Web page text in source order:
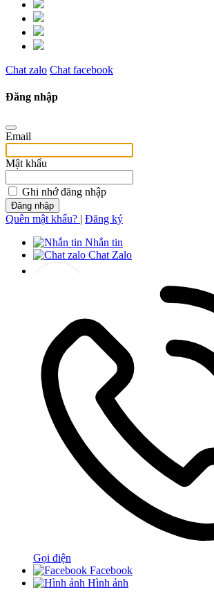
Chat zalo Chat facebook
Đăng nhập
Email
Mật khẩu
Ghi nhớ đăng nhập
Đăng nhập
Quên mật khẩu? | Đăng ký
Nhắn tin
Chat Zalo
Gọi điện
Facebook
Hình ảnh